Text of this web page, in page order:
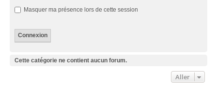
Masquer ma présence lors de cette session
Cette catégorie ne contient aucun forum.
Aller